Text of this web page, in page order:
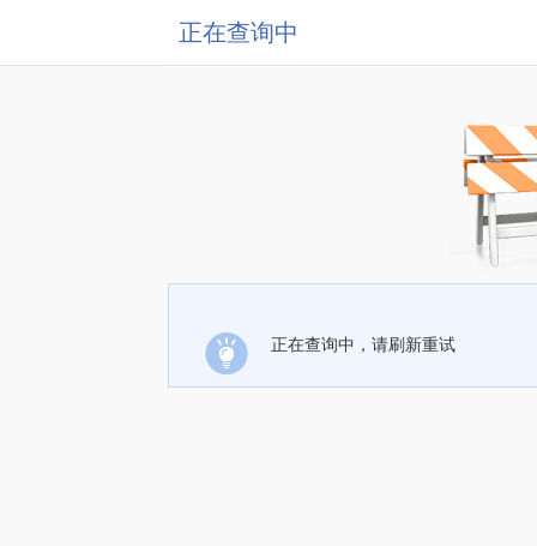
正在查询中
正在查询中，请刷新重试